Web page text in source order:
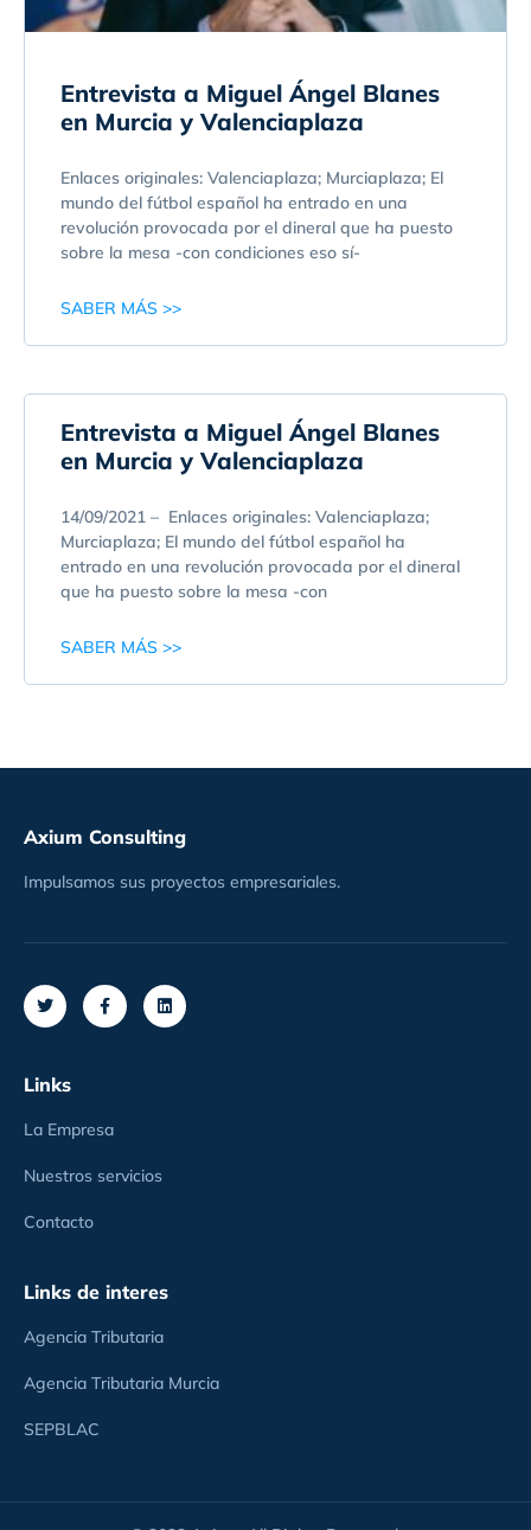
Entrevista a Miguel Ángel Blanes
en Murcia y Valenciaplaza
Enlaces originales: Valenciaplaza; Murciaplaza; El
mundo del fútbol español ha entrado en una
revolución provocada por el dineral que ha puesto
sobre la mesa -con condiciones eso sí-
SABER MÁS >>
Entrevista a Miguel Ángel Blanes
en Murcia y Valenciaplaza
14/09/2021 – Enlaces originales: Valenciaplaza;
Murciaplaza; El mundo del fútbol español ha
entrado en una revolución provocada por el dineral
que ha puesto sobre la mesa -con
SABER MÁS >>
Axium Consulting
Impulsamos sus proyectos empresariales.
Links
La Empresa
Nuestros servicios
Contacto
Links de interes
Agencia Tributaria
Agencia Tributaria Murcia
SEPBLAC